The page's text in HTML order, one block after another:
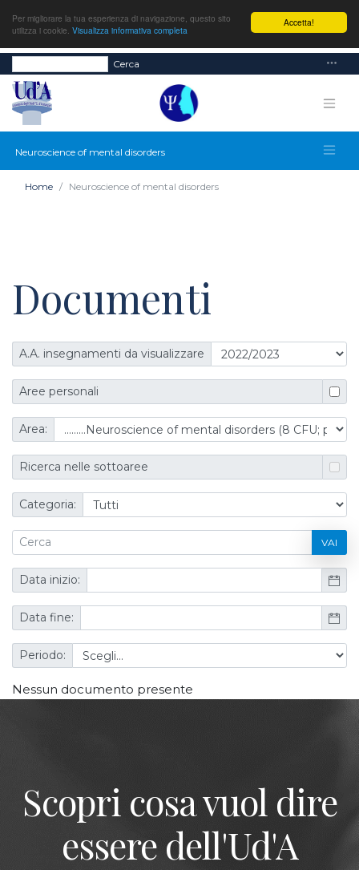
Accetta!
Per migliorare la tua esperienza di navigazione, questo sito
utilizza i cookie. Visualizza informativa completa
Cerca
Neuroscience of mental disorders
Home Neuroscience of mental disorders
Documenti
A.A. insegnamenti da visualizzare
Aree personali
Area:
Ricerca nelle sottoaree
Categoria:
VAI
Data inizio:
Data fine:
Periodo:
Nessun documento presente
Scopri cosa vuol dire
essere dell'Ud'A